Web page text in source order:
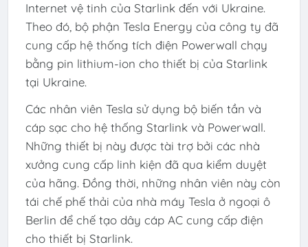
Internet vệ tinh của Starlink đến với Ukraine.
Theo đó, bộ phận Tesla Energy của công ty đã
cung cấp hệ thống tích điện Powerwall chạy
bằng pin lithium-ion cho thiết bị của Starlink
tại Ukraine.
Các nhân viên Tesla sử dụng bộ biến tần và
cáp sạc cho hệ thống Starlink và Powerwall.
Những thiết bị này được tài trợ bởi các nhà
xưởng cung cấp linh kiện đã qua kiểm duyệt
của hãng. Đồng thời, những nhân viên này còn
tái chế phế thải của nhà máy Tesla ở ngoại ô
Berlin để chế tạo dây cáp AC cung cấp điện
cho thiết bị Starlink.